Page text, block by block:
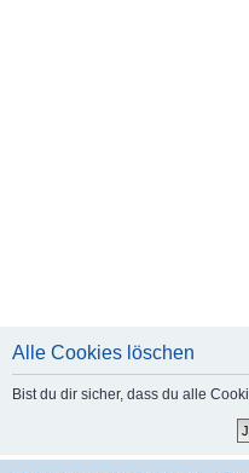
Alle Cookies löschen
Bist du dir sicher, dass du alle